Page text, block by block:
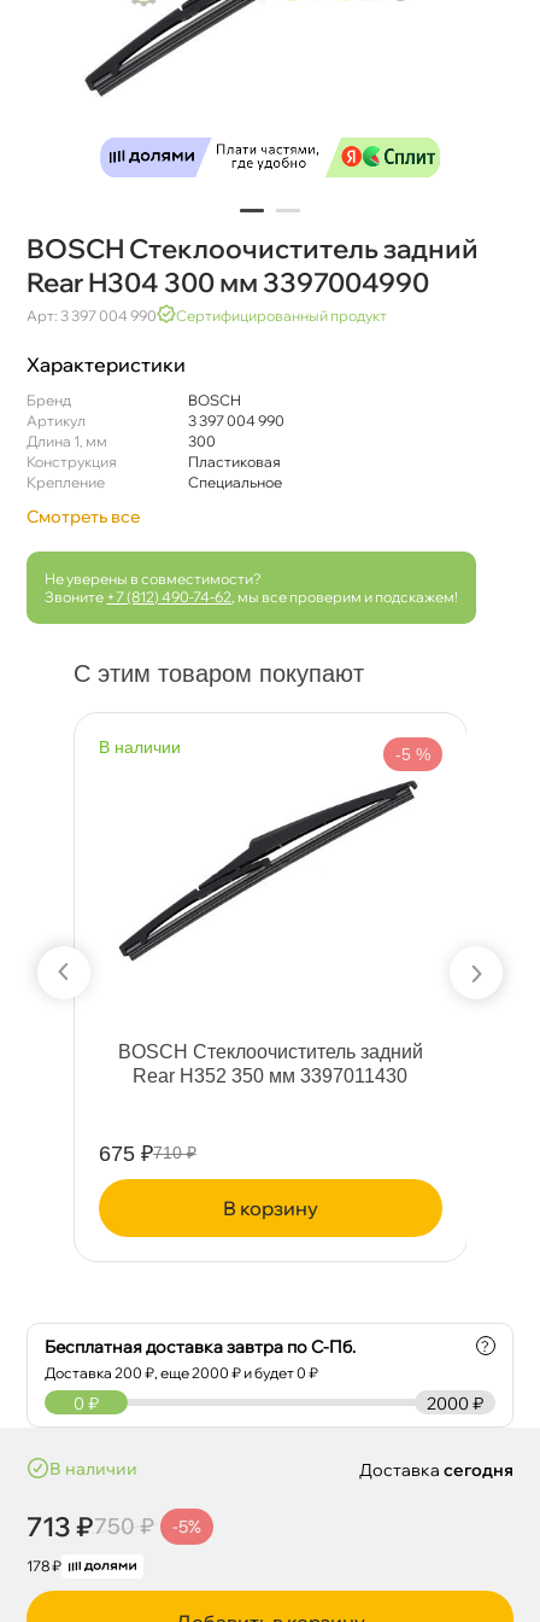
BOSCH Стеклоочиститель задний
Rear H304 300 мм 3397004990
Арт: 3 397 004 990 Сертифицированный продукт
Характеристики
Бренд
BOSCH
Артикул
3 397 004 990
Длина 1, мм
300
Конструкция
Пластиковая
Крепление
Специальное
Смотреть все
Не уверены в совместимости?
Звоните +7 (812) 490-74-62 , мы все проверим и подскажем!
С этим товаром покупают
наличии -5 %
BOSCH Стеклоочиститель задний
Rear H352 350 мм 3397011430
675 ₽710 ₽
корзину
Бесплатная доставка завтра по С-Пб.
Доставка200 ₽, еще2000 ₽ и будет 0 ₽
?
2000 ₽
0 ₽
наличии
713 ₽750 ₽ -5%
178 ₽
Доставка сегодня